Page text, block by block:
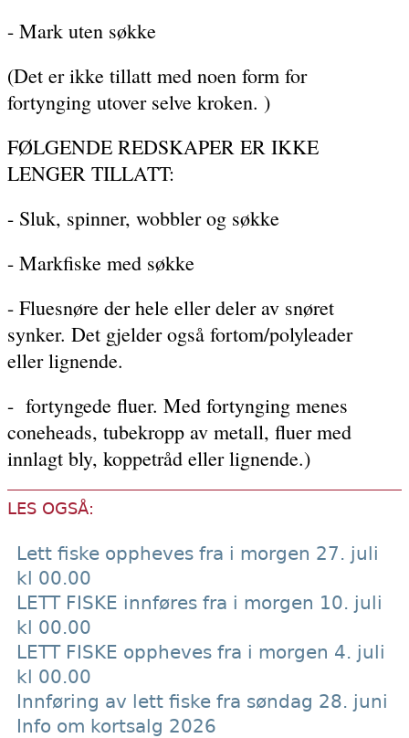
- Mark uten søkke
(Det er ikke tillatt med noen form for
fortynging utover selve kroken. )
FØLGENDE REDSKAPER ER IKKE
LENGER TILLATT:
- Sluk, spinner, wobbler og søkke
- Markfiske med søkke
- Fluesnøre der hele eller deler av snøret
synker. Det gjelder også fortom/polyleader
eller lignende.
- fortyngede fluer. Med fortynging menes
coneheads, tubekropp av metall, fluer med
innlagt bly, koppetråd eller lignende.)
LES OGSÅ:
Lett fiske oppheves fra i morgen 27. juli
kl 00.00
LETT FISKE innføres fra i morgen 10. juli
kl 00.00
LETT FISKE oppheves fra i morgen 4. juli
kl 00.00
Innføring av lett fiske fra søndag 28. juni
Info om kortsalg 2026